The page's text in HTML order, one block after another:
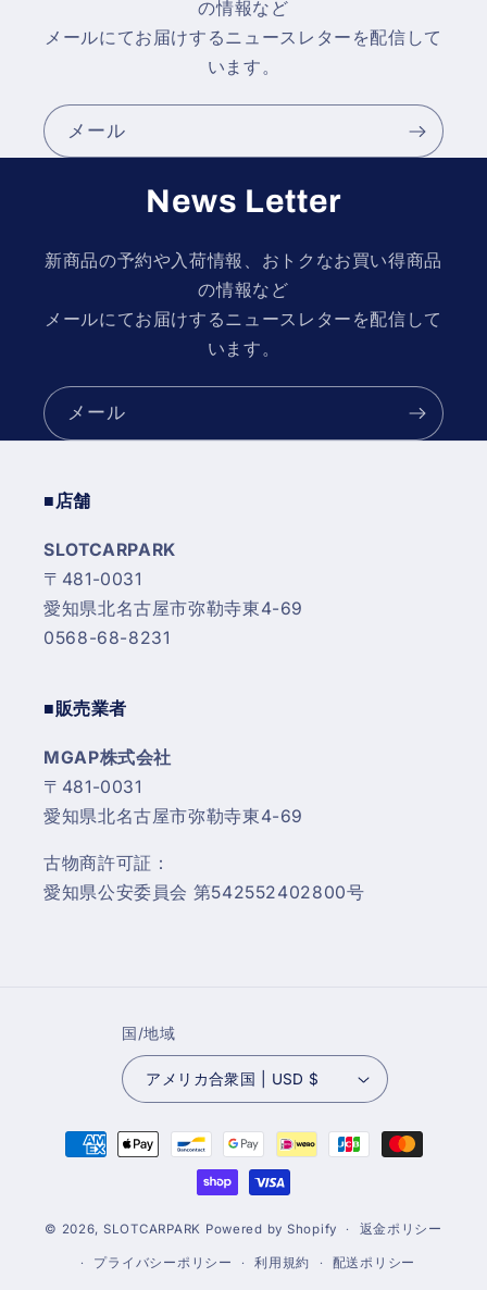
の情報など
メールにてお届けするニュースレターを配信して
います。
メール
News Letter
新商品の予約や入荷情報、おトクなお買い得商品
の情報など
メールにてお届けするニュースレターを配信して
います。
メール
■店舗
SLOTCARPARK
〒481-0031
愛知県北名古屋市弥勒寺東4-69
0568-68-8231
■販売業者
MGAP株式会社
〒481-0031
愛知県北名古屋市弥勒寺東4-69
古物商許可証：
愛知県公安委員会 第542552402800号
国/地域
アメリカ合衆国 | USD $
法
© 2026, SLOTCARPARK Powered by Shopify 返金ポリシー
プライバシーポリシー 利用規約 配送ポリシー